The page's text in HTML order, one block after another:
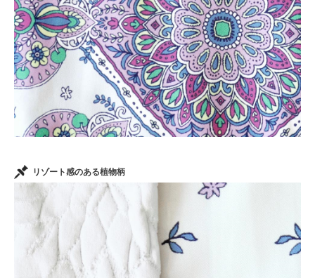
リゾート感のある植物柄